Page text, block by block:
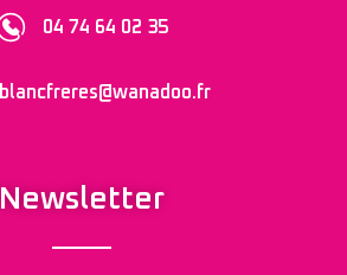
04 74 64 02 35
blancfreres@wanadoo.fr
Newsletter